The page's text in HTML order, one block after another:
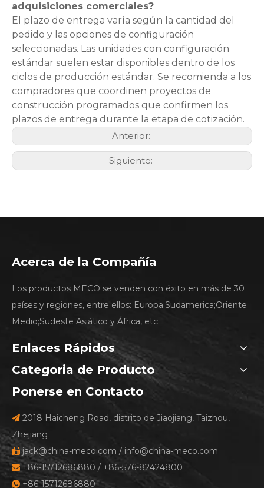
adquisiciones comerciales?
El plazo de entrega varía según la cantidad del
pedido y las opciones de configuración
seleccionadas. Las unidades con configuración
estándar suelen estar disponibles dentro de los
ciclos de producción estándar. Se recomienda a los
compradores que coordinen proyectos de
construcción programados que confirmen los
plazos de entrega durante la etapa de cotización.
Anterior:
Siguiente:
Acerca de la Compañía
Los productos MECO se venden con éxito en más de 30
países y regiones, entre ellos: Europa;Sudamerica;Oriente
Medio;Sudeste Asiático y África, etc.
Enlaces Rápidos
Categoria de Producto
Ponerse en Contacto
 2018 Haicheng Road, distrito de Jiaojiang, Taizhou,
Zhejiang
 jack@china-meco.com / info@china-meco.com
+86-15712686880 / +86-576-82424800
 +86-15712686880